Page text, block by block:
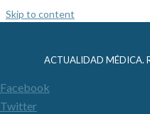
Skip to content
ACTUALIDAD MÉDICA.
Facebook
Twitter